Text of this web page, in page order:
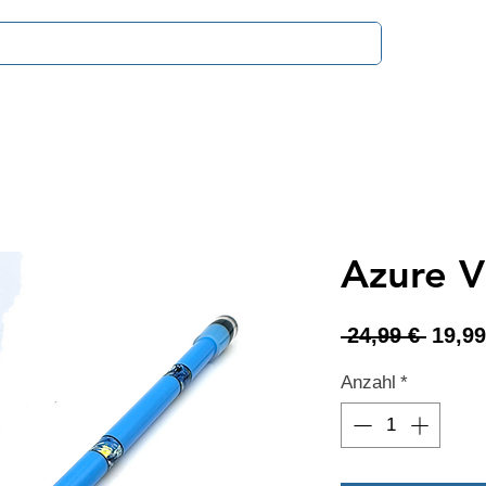
Azure
24,99 €
Anzahl *